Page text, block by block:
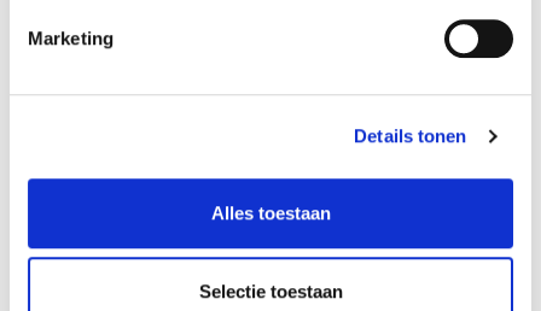
Marketing
Details tonen
Alles toestaan
Selectie toestaan
intrekt mogen wij dan geen gegevens meer
van u verzamelen.
u bezwaar maken? Neem dan contact op met
Om misbruik te voorkomen kunnen wij vragen